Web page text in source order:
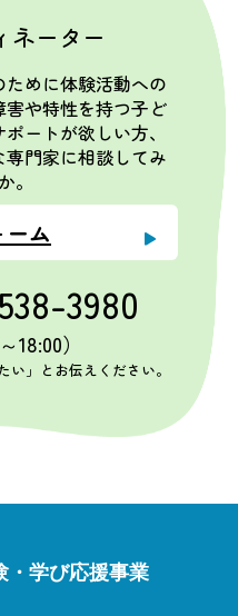
ネーター
めに体験活動への
や特性を持つ子ど
ートが欲しい方、
門家に相談してみ
。
ム
3980
18:00）
い」とお伝えください。
・学び応援事業